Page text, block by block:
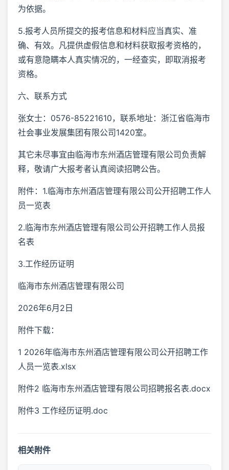
为依据。
5.报考人员所提交的报考信息和材料应当真实、准
确、有效。凡提供虚假信息和材料获取报考资格的，
或有意隐瞒本人真实情况的，一经查实，即取消报考
资格。
六、联系方式
张女士：0576-85221610，联系地址：浙江省临海市
社会事业发展集团有限公司1420室。
其它未尽事宜由临海市东州酒店管理有限公司负责解
释，敬请广大报考者认真阅读招聘公告。
附件：1.临海市东州酒店管理有限公司公开招聘工作人
员一览表
2.临海市东州酒店管理有限公司公开招聘工作人员报
名表
3.工作经历证明
临海市东州酒店管理有限公司
2026年6月2日
附件下载：
1 2026年临海市东州酒店管理有限公司公开招聘工作
人员一览表.xlsx
附件2 临海市东州酒店管理有限公司招聘报名表.docx
附件3 工作经历证明.doc
相关附件